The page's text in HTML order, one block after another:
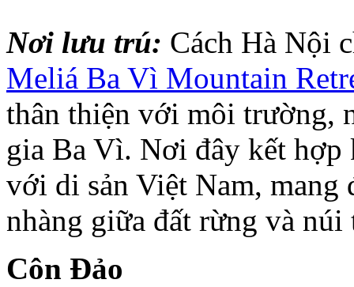
Nơi lưu trú: Cách Hà Nội
Meliá Ba Vì Mountain
thân thiện với môi trường,
gia Ba Vì. Nơi đây kết hợp
với di sản Việt Nam, mang
nhàng giữa đất rừng và
Côn Đảo